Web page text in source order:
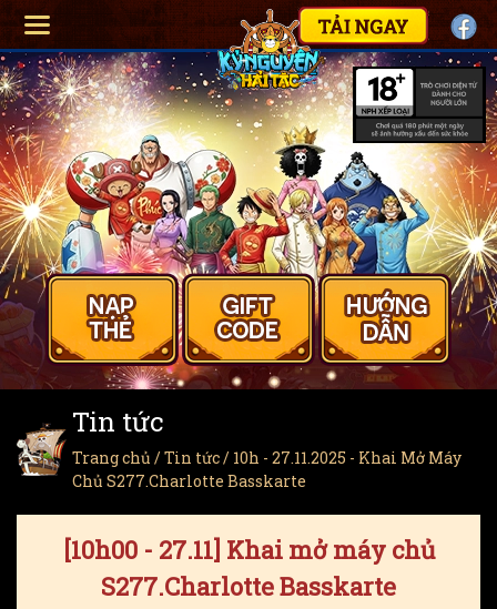
Tin tức
Trang chủ /Tin tức/ 10h - 27.11.2025 - Khai Mở Máy
Chủ S277.Charlotte Basskarte
[10h00 - 27.11] Khai mở máy chủ
S277.Charlotte Basskarte